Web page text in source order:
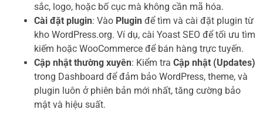
sắc, logo, hoặc bố cục mà không cần mã hóa.
Cài đặt plugin: Vào Plugin để tìm và cài đặt plugin từ
kho WordPress.org. Ví dụ, cài Yoast SEO để tối ưu tìm
kiếm hoặc WooCommerce để bán hàng trực tuyến.
Cập nhật thường xuyên: Kiểm tra Cập nhật (Updates)
trong Dashboard để đảm bảo WordPress, theme, và
plugin luôn ở phiên bản mới nhất, tăng cường bảo
mật và hiệu suất.